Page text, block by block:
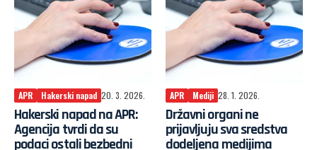
APR Hakerski napad 20. 3. 2026.
Hakerski napad na APR:
Agencija tvrdi da su
podaci ostali bezbedni
APR Mediji 28. 1. 2026.
Državni organi ne
prijavljuju sva sredstva
dodeljena medijima